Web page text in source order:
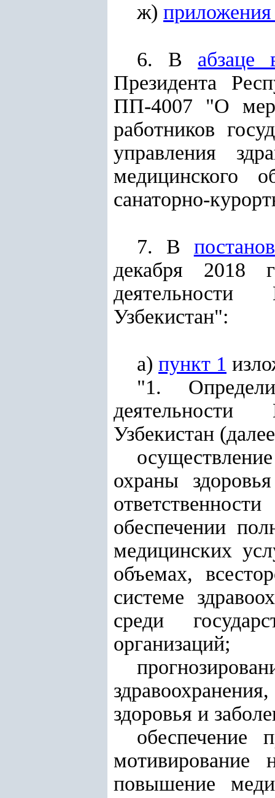
ж)
6. В абзаце
Президента
ПП-4007 "О
работников
управления
медицинского
санаторно-
7. В
декабря
деятельности
Узбекистан":
а) пункт 1
"1.
деятельности
Узбекистан
охраны
обеспечении
медицинских
объемах,
системе
среди
организаций;
здоровья и
обеспечение
мотивирование
повышение